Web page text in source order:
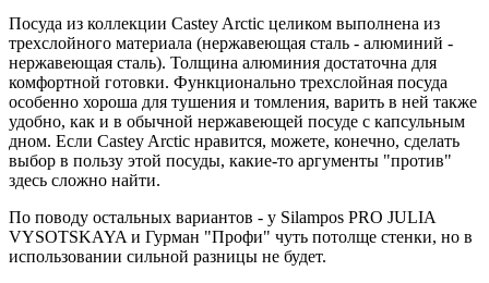
Посуда из коллекции Castey Arctic целиком выполнена из
трехслойного материала (нержавеющая сталь - алюминий -
нержавеющая сталь). Толщина алюминия достаточна для
комфортной готовки. Функционально трехслойная посуда
особенно хороша для тушения и томления, варить в ней также
удобно, как и в обычной нержавеющей посуде с капсульным
дном. Если Castey Arctic нравится, можете, конечно, сделать
выбор в пользу этой посуды, какие-то аргументы "против"
здесь сложно найти.
По поводу остальных вариантов - у Silampos PRO JULIA
VYSOTSKAYA и Гурман "Профи" чуть потолще стенки, но в
использовании сильной разницы не будет.